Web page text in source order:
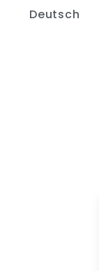
Deutsch